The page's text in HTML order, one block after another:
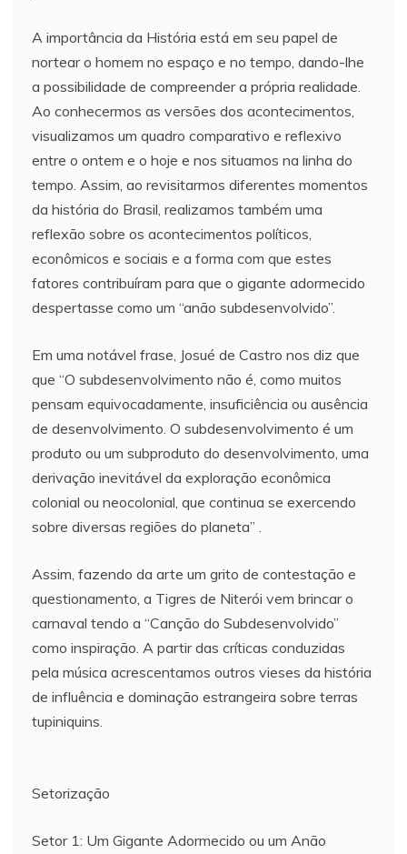
A importância da História está em seu papel de
nortear o homem no espaço e no tempo, dando-lhe
a possibilidade de compreender a própria realidade.
Ao conhecermos as versões dos acontecimentos,
visualizamos um quadro comparativo e reflexivo
entre o ontem e o hoje e nos situamos na linha do
tempo. Assim, ao revisitarmos diferentes momentos
da história do Brasil, realizamos também uma
reflexão sobre os acontecimentos políticos,
econômicos e sociais e a forma com que estes
fatores contribuíram para que o gigante adormecido
despertasse como um “anão subdesenvolvido”.
Em uma notável frase, Josué de Castro nos diz que
que “O subdesenvolvimento não é, como muitos
pensam equivocadamente, insuficiência ou ausência
de desenvolvimento. O subdesenvolvimento é um
produto ou um subproduto do desenvolvimento, uma
derivação inevitável da exploração econômica
colonial ou neocolonial, que continua se exercendo
sobre diversas regiões do planeta” .
Assim, fazendo da arte um grito de contestação e
questionamento, a Tigres de Niterói vem brincar o
carnaval tendo a “Canção do Subdesenvolvido”
como inspiração. A partir das críticas conduzidas
pela música acrescentamos outros vieses da história
de influência e dominação estrangeira sobre terras
tupiniquins.
Setorização
Setor 1: Um Gigante Adormecido ou um Anão